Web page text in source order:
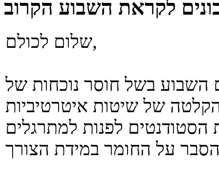
לקראת השבוע הקרוב
שלום לכולם,
השבוע בשל חוסר נוכחות של
של שיטות איטרטיביות
את הסטודנטים לפנות למתרגלים